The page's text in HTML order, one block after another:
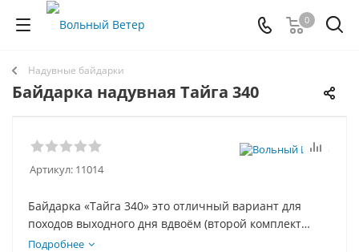
0
Надувные байдарки
Байдарка надувная Тайга 340
Артикул: 11014
Байдарка «Тайга 340» это отличный вариант для
походов выходного дня вдвоём (второй комплект
сиденья можно докупить отдельно) или
Подробнее